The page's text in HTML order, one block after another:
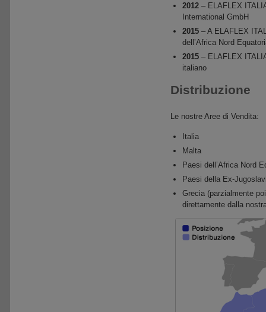
2012 – ELAFLEX
International GmbH
2015 – A ELAFLEX
dell’Africa Nord
2015 – ELAFLEX
italiano
Distribuzione
Le nostre Aree di Vendita:
Italia
Malta
Paesi dell’Africa Nord
Paesi della Ex-
Grecia (parzialmente
direttamente dalla